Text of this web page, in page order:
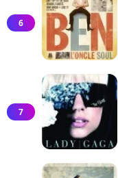
6
7